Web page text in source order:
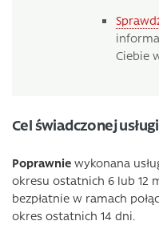
Ciebie
Cel świadczonej usługi
Poprawnie wykonana
okresu ostatnich 6 lub 12
bezpłatnie w ramach
okres ostatnich 14 dni.